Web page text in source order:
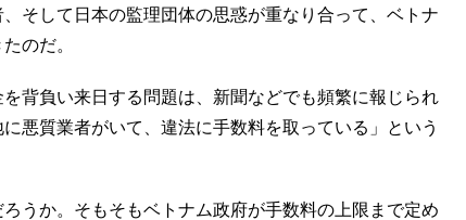
そして日本の監理団体の思惑が重なり合って、ベトナ
のだ。
背負い来日する問題は、新聞などでも頻繁に報じられ
悪質業者がいて、違法に手数料を取っている」という
うか。そもそもベトナム政府が手数料の上限まで定め